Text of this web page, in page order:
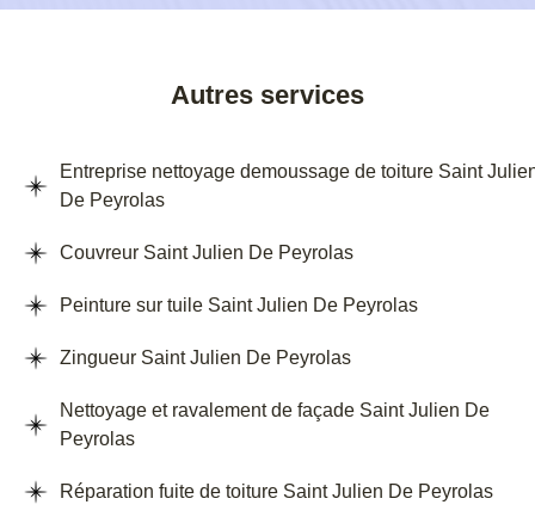
Autres services
Entreprise nettoyage demoussage de toiture Saint
De Peyrolas
Couvreur Saint Julien De Peyrolas
Peinture sur tuile Saint Julien De Peyrolas
Zingueur Saint Julien De Peyrolas
Nettoyage et ravalement de façade Saint Julien De
Peyrolas
Réparation fuite de toiture Saint Julien De Peyrolas